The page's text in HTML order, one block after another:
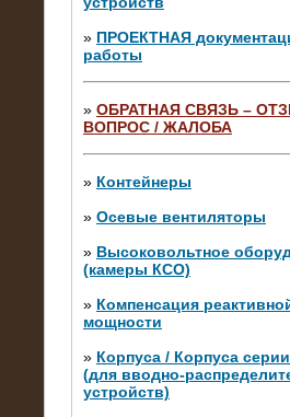
» ПРОЕКТНАЯ
работы
» ОБРАТНАЯ СВЯЗЬ –
ВОПРОС / ЖАЛОБА
» Контейнеры
» Осевые вентиляторы
» Высоковольтное
(камеры КСО)
» Компенсация
мощности
» Корпуса / Корпуса
(для вводно-
устройств)
10.04.2015
Аренда нагрузочного
10 кВ